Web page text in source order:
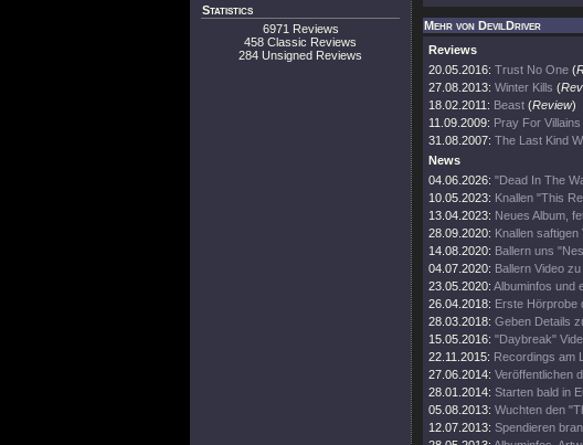
Statistics
6971 Reviews
458 Classic Reviews
284 Unsigned Reviews
Mehr von DevilDriver
Reviews
20.05.2016: Trust No One (
27.08.2013: Winter Kills (
18.02.2011: Beast (Review)
11.09.2009: Pray For Villains
31.08.2007: The Last Kind
News
04.06.2026: "Dead In The
10.05.2023: Knallen "This
13.04.2023: Neues Album,
28.09.2020: Knallen
14.08.2020: Ballern uns
04.07.2020: Ballern Video zu
23.05.2020: Albuminfos und
26.04.2018: Erste Hörprobe
28.03.2018: Geben Details
15.05.2016: "Daybreak"
22.11.2015: Recordings am
27.06.2014: Veröffentlichen
28.01.2014: Starten bald in
05.08.2013: Wuchten den
12.07.2013: Spendieren